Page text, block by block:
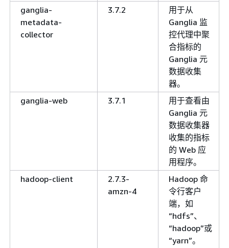
ganglia-
metadata-
collector
3.7.2
用于从
Ganglia 监
控代理中聚
合指标的
Ganglia 元
数据收集
器。
ganglia-web
3.7.1
用于查看由
Ganglia 元
数据收集器
收集的指标
的 Web 应
用程序。
hadoop-client
2.7.3-
amzn-4
Hadoop 命
令行客户
端，如
“hdfs”、
“hadoop”或
“yarn”。